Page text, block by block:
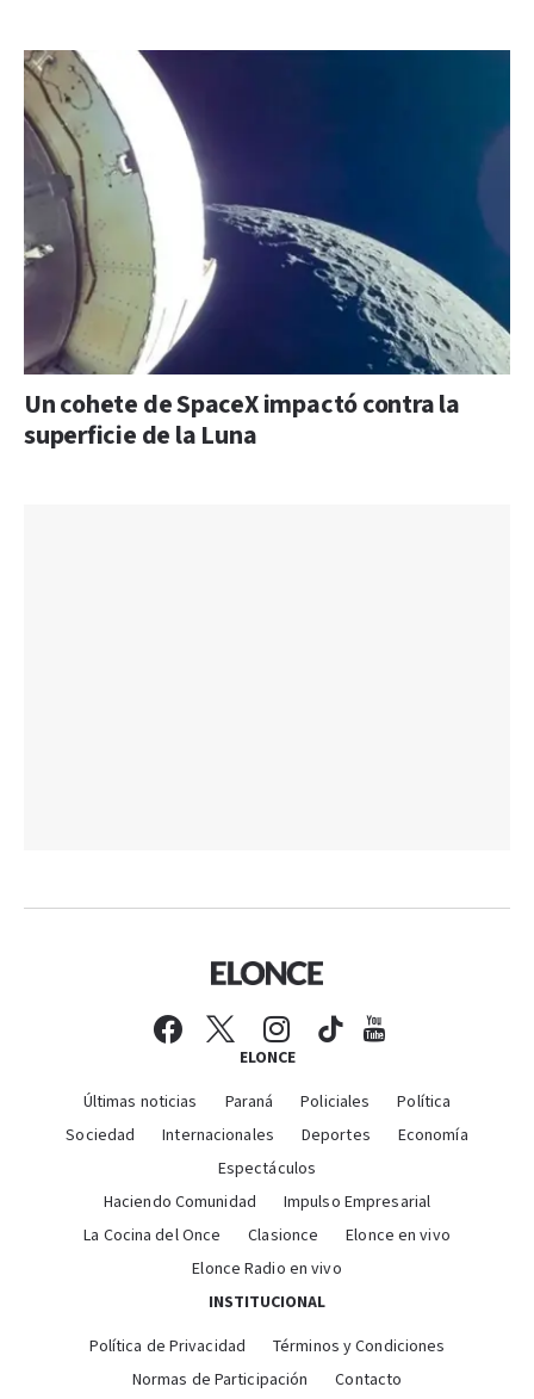
Un cohete de SpaceX impactó contra la
superficie de la Luna
ELONCE
Últimas noticias Paraná Policiales
Política
Sociedad
Internacionales Deportes
Economía
Espectáculos
Haciendo Comunidad
Impulso Empresarial
La Cocina del Once
Clasionce
Elonce en vivo
Elonce Radio en vivo
INSTITUCIONAL
Política de Privacidad
Términos y Condiciones
Normas de Participación
Contacto